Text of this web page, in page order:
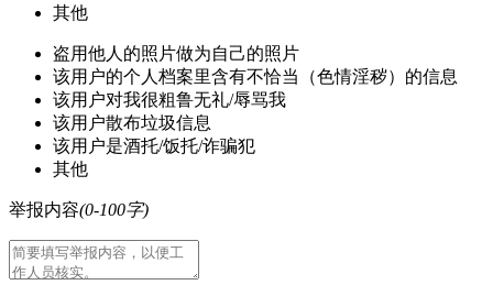
其他
盗用他人的照片做为自己的照片
该用户的个人档案里含有不恰当（色情淫秽）的信息
该用户对我很粗鲁无礼/辱骂我
该用户散布垃圾信息
该用户是酒托/饭托/诈骗犯
其他
举报内容(0-100字)